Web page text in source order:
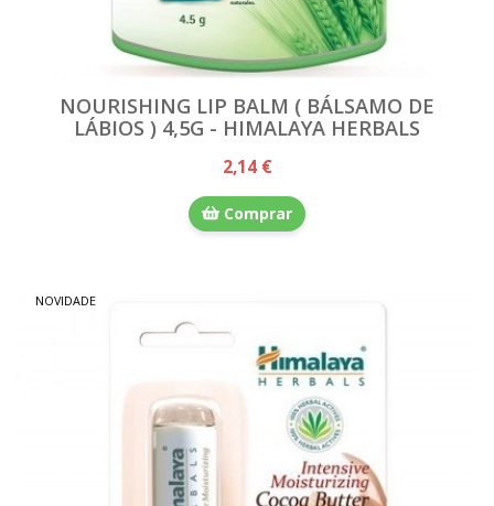
NOURISHING LIP BALM ( BÁLSAMO DE
LÁBIOS ) 4,5G - HIMALAYA HERBALS
2,14 €
Comprar
NOVIDADE